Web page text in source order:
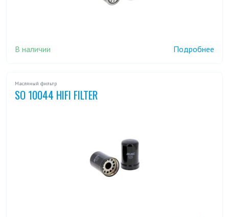
В наличии Подробнее
Масляный фильтр
SO 10044 HIFI FILTER